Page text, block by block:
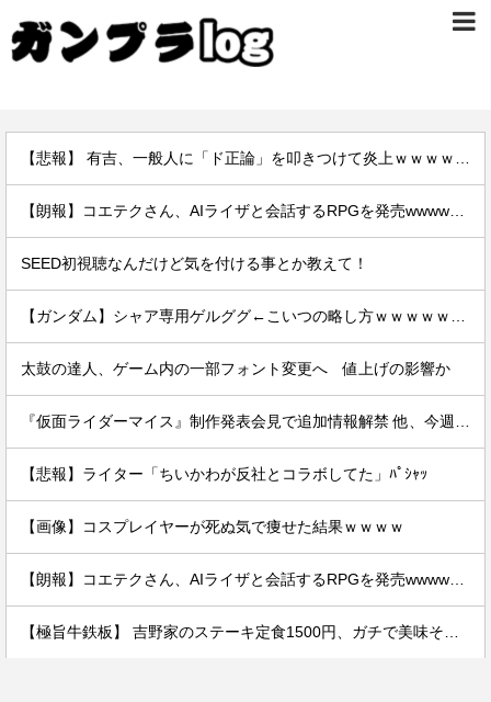
SEED初視聴なんだけど気を付ける事とか教えて！
太鼓の達人、ゲーム内の一部フォント変更へ 値上げの影響か
【悲報】ライター「ちいかわが反社とコラボしてた」ﾊﾟｼｬｯ
【画像】コスプレイヤーが死ぬ気で痩せた結果ｗｗｗｗ